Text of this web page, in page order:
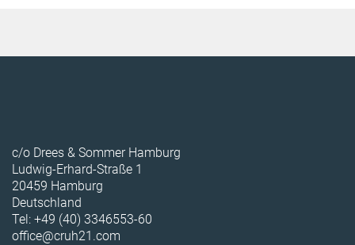
c/o Drees & Sommer Hamburg
Ludwig-Erhard-Straße 1
20459 Hamburg
Deutschland
Tel: +49 (40) 3346553-60
office@cruh21.com